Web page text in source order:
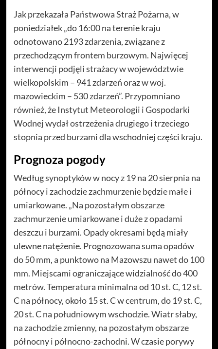
Jak przekazała Państwowa Straż Pożarna, w
poniedziałek „do 16:00 na terenie kraju
odnotowano 2193 zdarzenia, związane z
przechodzącym frontem burzowym. Najwięcej
interwencji podjęli strażacy w województwie
wielkopolskim – 941 zdarzeń oraz w woj.
mazowieckim – 530 zdarzeń”. Przypomniano
również, że Instytut Meteorologii i Gospodarki
Wodnej wydał ostrzeżenia drugiego i trzeciego
stopnia przed burzami dla wschodniej części kraju.
Prognoza pogody
Według synoptyków w nocy z 19 na 20 sierpnia na
północy i zachodzie zachmurzenie będzie małe i
umiarkowane. „Na pozostałym obszarze
zachmurzenie umiarkowane i duże z opadami
deszczu i burzami. Opady okresami będą miały
ulewne natężenie. Prognozowana suma opadów
do 50 mm, a punktowo na Mazowszu nawet do 100
mm. Miejscami ograniczające widzialność do 400
metrów. Temperatura minimalna od 10 st. C, 12 st.
C na północy, około 15 st. C w centrum, do 19 st. C,
20 st. C na południowym wschodzie. Wiatr słaby,
na zachodzie zmienny, na pozostałym obszarze
północny i północno-zachodni. W czasie porywy